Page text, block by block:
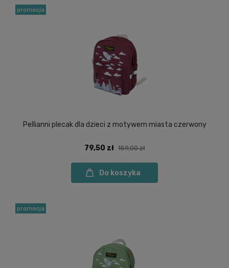
Pellianni plecak dla dzieci z motywem miasta czerwony
79,50 zł 159,00 zł
Do koszyka
promocja
promocja